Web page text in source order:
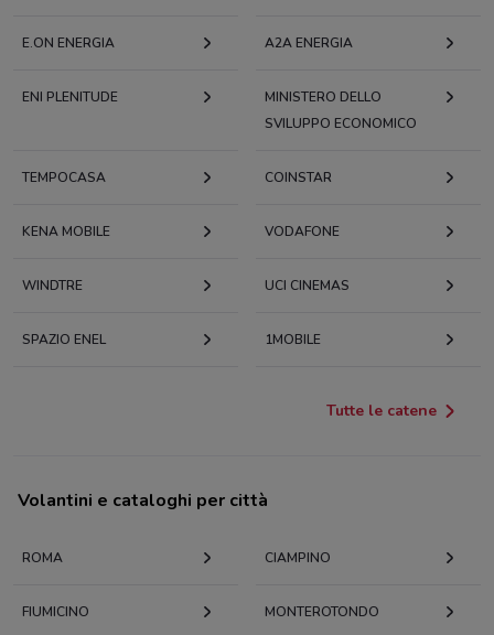
E.ON ENERGIA A2A ENERGIA
ENI PLENITUDE
MINISTERO DELLO
SVILUPPO ECONOMICO
TEMPOCASA COINSTAR
KENA MOBILE VODAFONE
WINDTRE UCI CINEMAS
SPAZIO ENEL 1MOBILE
Tutte le catene
Volantini e cataloghi per città
ROMA CIAMPINO
FIUMICINO MONTEROTONDO